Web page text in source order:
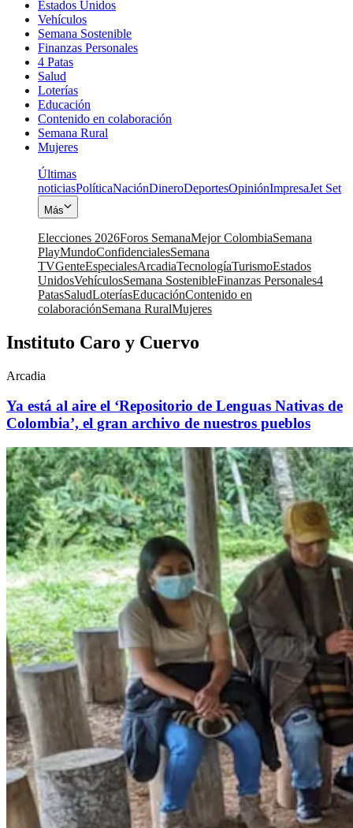
Estados Unidos
Vehículos
Semana Sostenible
Finanzas Personales
4 Patas
Salud
Loterías
Educación
Contenido en colaboración
Semana Rural
Mujeres
Últimas
noticiasPolíticaNaciónDineroDeportesOpiniónImpresaJet Set
Más
Elecciones 2026Foros SemanaMejor ColombiaSemana
PlayMundoConfidencialesSemana
TVGenteEspecialesArcadiaTecnologíaTurismoEstados
UnidosVehículosSemana SostenibleFinanzas Personales4
PatasSaludLoteríasEducaciónContenido en
colaboraciónSemana RuralMujeres
Instituto Caro y Cuervo
Arcadia
Ya está al aire el ‘Repositorio de Lenguas Nativas de
Colombia’, el gran archivo de nuestros pueblos